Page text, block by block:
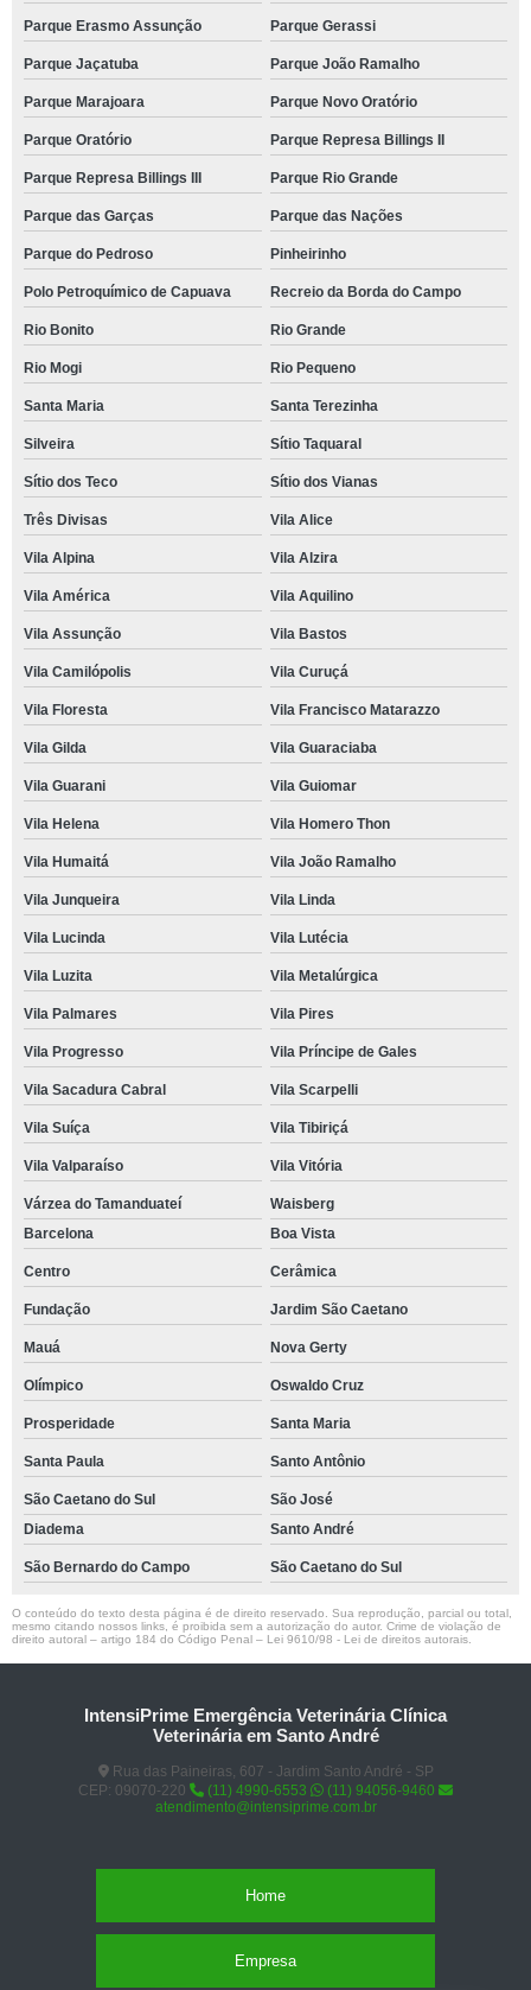
Parque Erasmo Assunção Parque Gerassi
Parque Jaçatuba Parque João Ramalho
Parque Marajoara Parque Novo Oratório
Parque Oratório Parque Represa Billings II
Parque Represa Billings III Parque Rio Grande
Parque das Garças Parque das Nações
Parque do Pedroso Pinheirinho
Polo Petroquímico de Capuava Recreio da Borda do Campo
Rio Bonito Rio Grande
Rio Mogi Rio Pequeno
Santa Maria Santa Terezinha
Silveira Sítio Taquaral
Sítio dos Teco Sítio dos Vianas
Três Divisas Vila Alice
Vila Alpina Vila Alzira
Vila América Vila Aquilino
Vila Assunção Vila Bastos
Vila Camilópolis Vila Curuçá
Vila Floresta Vila Francisco Matarazzo
Vila Gilda Vila Guaraciaba
Vila Guarani Vila Guiomar
Vila Helena Vila Homero Thon
Vila Humaitá Vila João Ramalho
Vila Junqueira Vila Linda
Vila Lucinda Vila Lutécia
Vila Luzita Vila Metalúrgica
Vila Palmares Vila Pires
Vila Progresso Vila Príncipe de Gales
Vila Sacadura Cabral Vila Scarpelli
Vila Suíça Vila Tibiriçá
Vila Valparaíso Vila Vitória
Várzea do Tamanduateí
Waisberg
Barcelona
Boa Vista
Centro Cerâmica
Fundação Jardim São Caetano
Mauá Nova Gerty
Olímpico Oswaldo Cruz
Prosperidade Santa Maria
Santa Paula Santo Antônio
São Caetano do Sul
São José
Diadema
Santo André
São Bernardo do Campo São Caetano do Sul
O conteúdo do texto desta página é de direito reservado. Sua reprodução, parcial ou total,
mesmo citando nossos links, é proibida sem a autorização do autor. Crime de violação de
direito autoral – artigo 184 do Código Penal – Lei 9610/98 - Lei de direitos autorais
IntensiPrime Emergência Veterinária Clínica
Veterinária em Santo André
Rua das Paineiras, 607 - Jardim Santo André - SP
CEP: 09070-220
(11) 4990-6553
(11) 94056-9460
atendimento@intensiprime.com.br
Home
Empresa